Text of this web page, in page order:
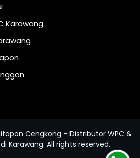
Karawang
Cengkong - Distributor WPC &
Karawang. All rights reserved.